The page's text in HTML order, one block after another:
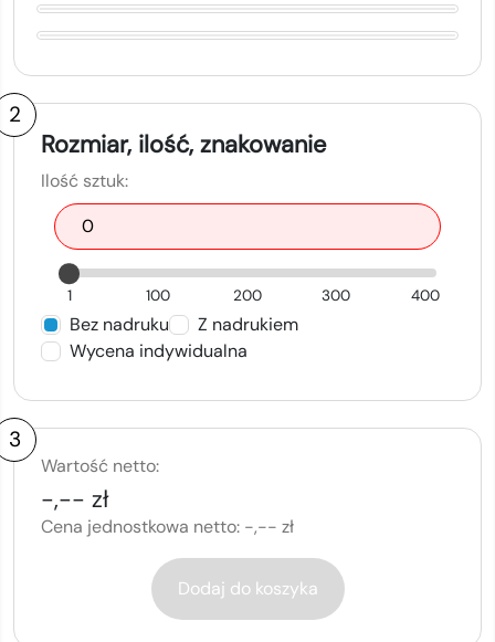
2
Rozmiar, ilość, znakowanie
Ilość sztuk:
1 100 200 300 400
Bez nadruku
Z nadrukiem
Wycena indywidualna
3
Wartość netto:
-,-- zł
Cena jednostkowa netto: -,-- zł
Dodaj do koszyka